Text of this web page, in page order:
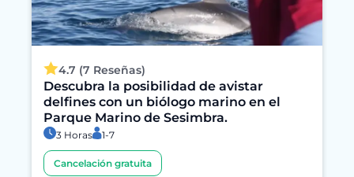
4.7 (7 Reseñas)
Descubra la posibilidad de avistar
delfines con un biólogo marino en el
Parque Marino de Sesimbra.
3 Horas 1-7
Cancelación gratuita